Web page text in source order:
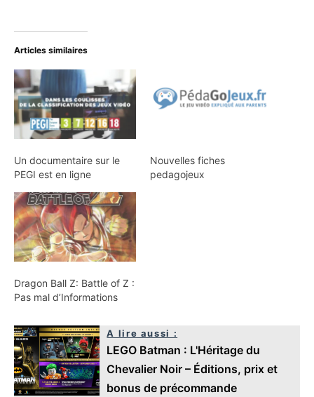
Articles similaires
Un documentaire sur le
PEGI est en ligne
Nouvelles fiches
pedagojeux
Dragon Ball Z: Battle of Z :
Pas mal d’Informations
A lire aussi :
LEGO Batman : L'Héritage du
Chevalier Noir – Éditions, prix et
bonus de précommande